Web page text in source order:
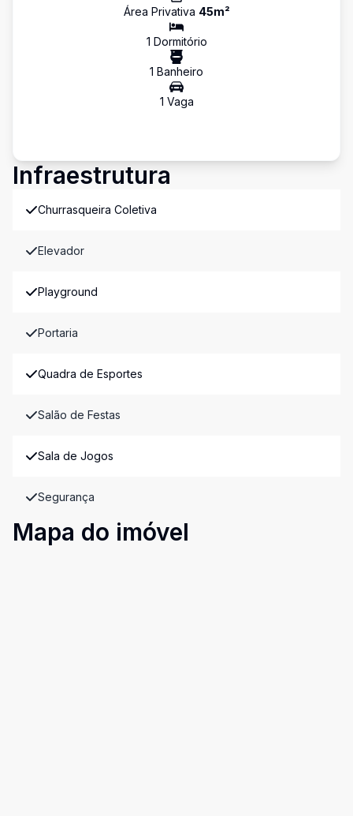
Área Privativa 45m²
1 Dormitório
1 Banheiro
1 Vaga
Infraestrutura
Churrasqueira Coletiva
Elevador
Playground
Portaria
Quadra de Esportes
Salão de Festas
Sala de Jogos
Segurança
Mapa do imóvel